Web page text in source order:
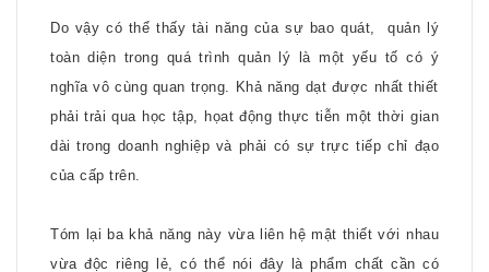
Do vậy có thể thấy tài năng của sự bao quát,
quản lý
toàn diện trong quá trình quản lý là một yếu tố có ý
nghĩa vô cùng quan trọng. Khả năng dạt được nhất thiết
phải trải qua học tập, họat động thực tiễn một thời gian
dài trong doanh nghiệp và phải có sự trực tiếp chỉ đạo
của cấp trên.
Tóm lại ba khả năng này vừa liên hệ mật thiết với nhau
vừa độc riêng lẻ, có thể nói đây là phẩm chất cần có